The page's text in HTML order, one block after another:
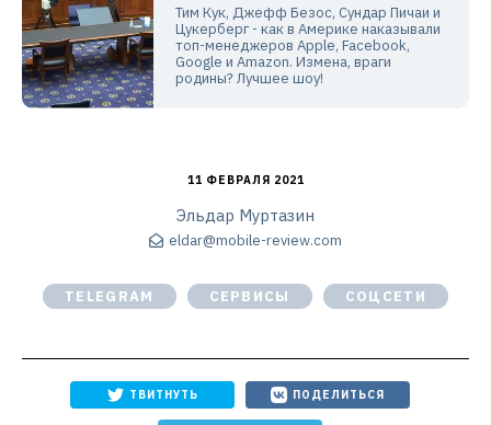
Тим Кук, Джефф Безос, Сундар Пичаи и
Цукерберг - как в Америке наказывали
топ-менеджеров Apple, Facebook,
Google и Amazon. Измена, враги
родины? Лучшее шоу!
11 ФЕВРАЛЯ 2021
Эльдар Муртазин
eldar@mobile-review.com
TELEGRAM СЕРВИСЫ СОЦСЕТИ
ТВИТНУТЬ ПОДЕЛИТЬСЯ